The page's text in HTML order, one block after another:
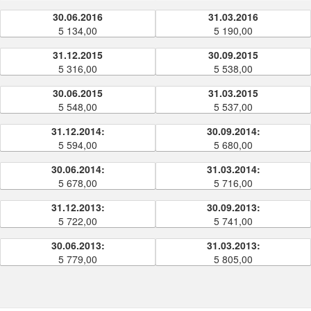
30.06.2016
5 134,00
31.03.2016
5 190,00
31.12.2015
5 316,00
30.09.2015
5 538,00
30.06.2015
5 548,00
31.03.2015
5 537,00
31.12.2014:
5 594,00
30.09.2014:
5 680,00
30.06.2014:
5 678,00
31.03.2014:
5 716,00
31.12.2013:
5 722,00
30.09.2013:
5 741,00
30.06.2013:
5 779,00
31.03.2013:
5 805,00